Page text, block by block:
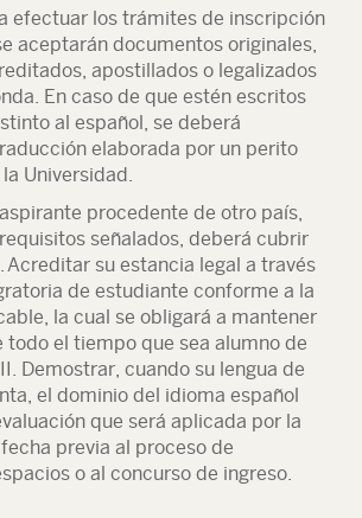
efectuar los trámites de inscripción
aceptarán documentos originales,
apostillados o legalizados
En caso de que estén escritos
al español, se deberá
elaborada por un perito
Universidad.
procedente de otro país,
señalados, deberá cubrir
Acreditar su estancia legal a través
de estudiante conforme a la
la cual se obligará a mantener
todo el tiempo que sea alumno de
Demostrar, cuando su lengua de
el dominio del idioma español
que será aplicada por la
previa al proceso de
o al concurso de ingreso.